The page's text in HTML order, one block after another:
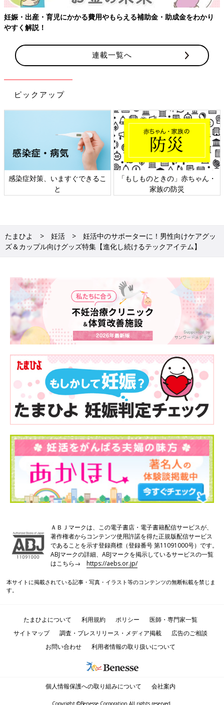
【ワクチン接種できるものも】妊婦の感染症対策、知っておいて！
連載一覧へ
ピックアップ
日本外来小児科学会リーフレッ
ト検討会
六星占術 細木かおりさんの人生
相談
たまひよ 妊活
妊活中のサポーターに！男性向けケアグッ
ズ＆カップル向けグッズ特集【進化し続けるテックアイテム】
ＡＢＪマークは、この電子書店・電子書籍配信サービスが、
著作権者からコンテンツ使用許諾を得た正規版配信サービス
であることを示す登録商標（登録番号 第11091000号）です。
ABJマークの詳細、ABJマークを掲示しているサービスの一覧
はこちら→https://aebs.or.jp/
本サイトに掲載されている記事・写真・イラスト等のコンテンツの無断転載を禁じま
す。
たまひよについて 利用規約 ポリシー
医師・専門家一覧
サイトマップ
調査・プレスリリース・メディア掲載
広告のご相談
お問い合わせ
利用者情報の取り扱いについて
個人情報保護への取り組みについて 会社案内